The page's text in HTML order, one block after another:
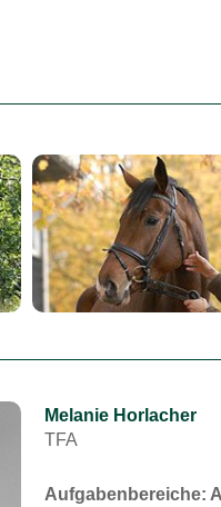
Melanie Horlacher
TFA
Aufgabenbereiche: